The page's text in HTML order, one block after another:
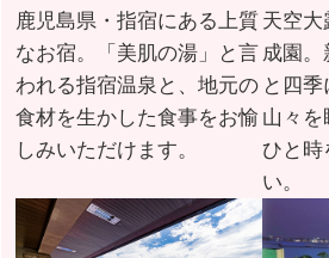
鹿児島県・指宿にある上質
なお宿。「美肌の湯」と言
われる指宿温泉と、地元の
食材を生かした食事をお愉
しみいただけます。
天空大
成園。
と四
山々を
ひと時
い。